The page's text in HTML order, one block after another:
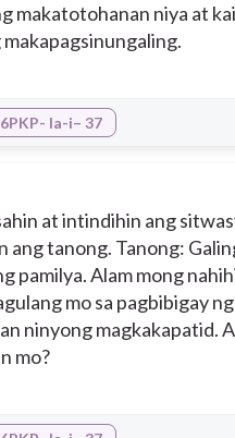
makatotohanan niya at
makapagsinungaling.
Ia-i– 37
at intindihin ang
ang tanong. Tanong:
pamilya. Alam mong
mo sa pagbibigay
ninyong magkakapatid.
mo?